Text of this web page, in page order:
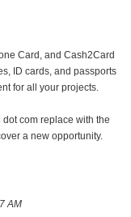
Card, and Cash2Card
ID cards, and passports
for all your projects.
com replace with the
a new opportunity.
AM